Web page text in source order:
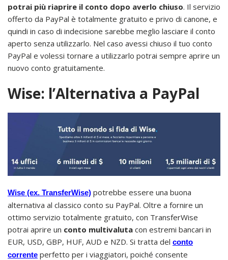
potrai più riaprire il conto dopo averlo chiuso. Il servizio
offerto da PayPal è totalmente gratuito e privo di canone, e
quindi in caso di indecisione sarebbe meglio lasciare il conto
aperto senza utilizzarlo. Nel caso avessi chiuso il tuo conto
PayPal e volessi tornare a utilizzarlo potrai sempre aprire un
nuovo conto gratuitamente.
Wise: l’Alternativa a PayPal
Wise (ex. TransferWise) potrebbe essere una buona
alternativa al classico conto su PayPal. Oltre a fornire un
ottimo servizio totalmente gratuito, con TransferWise
potrai aprire un conto multivaluta con estremi bancari in
EUR, USD, GBP, HUF, AUD e NZD. Si tratta del conto
corrente perfetto per i viaggiatori, poiché consente